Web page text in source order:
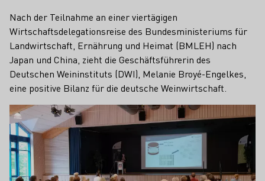
Nach der Teilnahme an einer viertägigen
Wirtschaftsdelegationsreise des Bundesministeriums für
Landwirtschaft, Ernährung und Heimat (BMLEH) nach
Japan und China, zieht die Geschäftsführerin des
Deutschen Weininstituts (DWI), Melanie Broyé-Engelkes,
eine positive Bilanz für die deutsche Weinwirtschaft.
Mehr erfahren